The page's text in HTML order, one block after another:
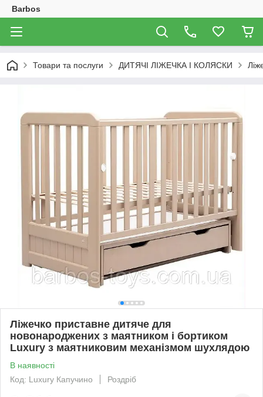
Barbos
Товари та послуги ДИТЯЧІ ЛІЖЕЧКА І КОЛЯСКИ
Ліжечко приставне дитяче для
новонароджених з маятником і бортиком
Luxury з маятниковим механізмом шухлядою
В наявності
Код: Luxury Капучино
Роздріб